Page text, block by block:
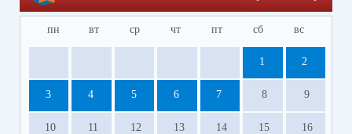
пн вт ср чт пт сб вс
1 2
3 4 5 6 7 8 9
10 11 12 13 14 15 16